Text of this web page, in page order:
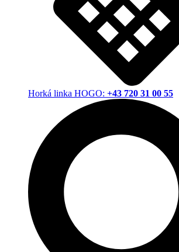
Horká linka HOGO: +43 720 31 00 55